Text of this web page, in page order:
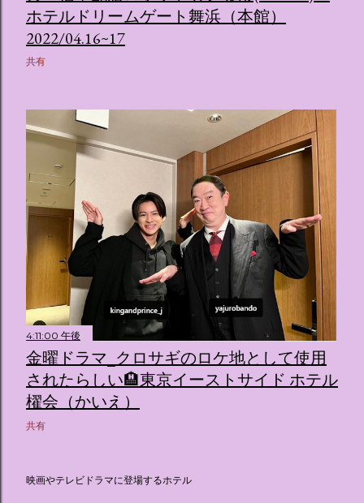
ホテルドリームゲート舞浜（本館）
2022/04.16~17
共有
4:11:00 午後
金曜ドラマ_クロサギのロケ地として使用
されたらしい🏨東京イーストサイド ホテル
櫂会（かいえ）
共有
映画やテレビドラマに登場するホテル